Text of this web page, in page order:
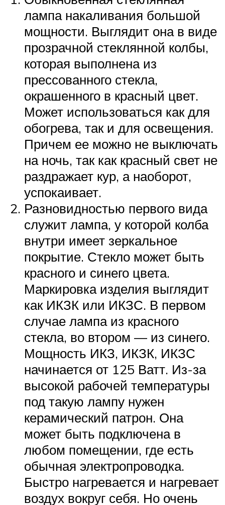
лампа накаливания большой
мощности. Выглядит она в виде
прозрачной стеклянной колбы,
которая выполнена из
прессованного стекла,
окрашенного в красный цвет.
Может использоваться как для
обогрева, так и для освещения.
Причем ее можно не выключать
на ночь, так как красный свет не
раздражает кур, а наоборот,
успокаивает.
Разновидностью первого вида
служит лампа, у которой колба
внутри имеет зеркальное
покрытие. Стекло может быть
красного и синего цвета.
Маркировка изделия выглядит
как ИКЗК или ИКЗС. В первом
случае лампа из красного
стекла, во втором — из синего.
Мощность ИКЗ, ИКЗК, ИКЗС
начинается от 125 Ватт. Из-за
высокой рабочей температуры
под такую лампу нужен
керамический патрон. Она
может быть подключена в
любом помещении, где есть
обычная электропроводка.
Быстро нагревается и нагревает
воздух вокруг себя. Но очень